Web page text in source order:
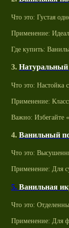
Что это: Густая
Применение:
Где купить:
3. Натуральный
Что это: Настойка
Применение:
Важно: Избегайте
4. Ванильный
Что это:
Применение: Для
5. Ванильная
Что это:
Применение: Для